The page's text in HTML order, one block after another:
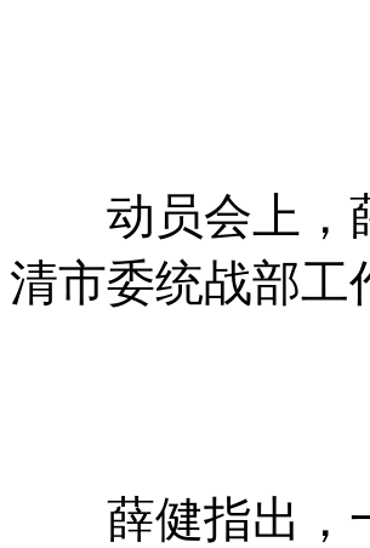
动员会上，薛
清市委统战部工
薛健指出，一